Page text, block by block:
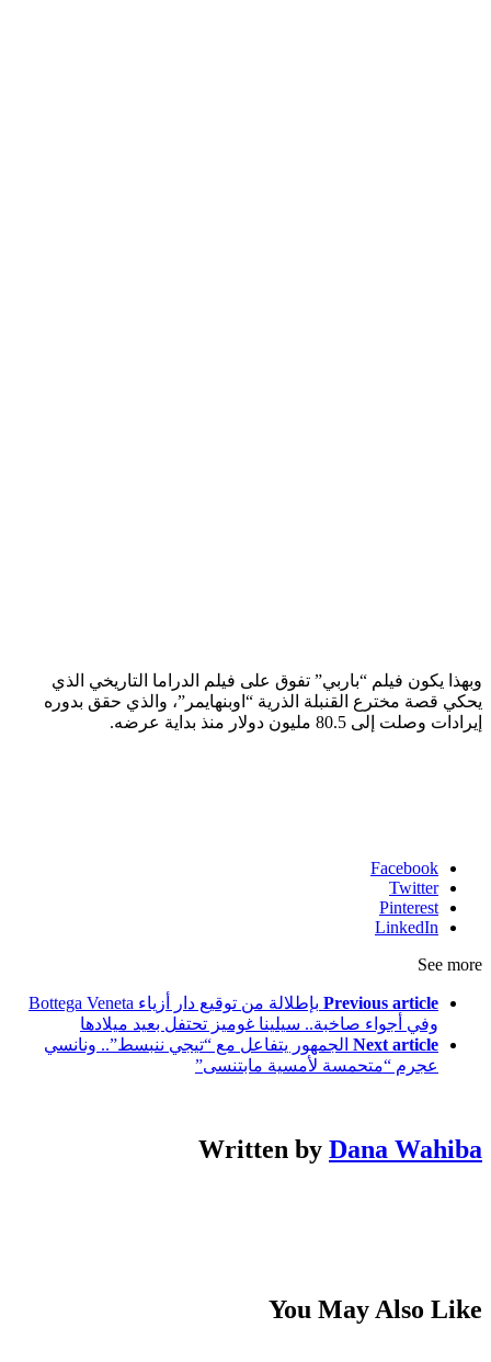
وبهذا يكون فيلم “باربي” تفوق على فيلم الدراما التاريخي الذي
يحكي قصة مخترع القنبلة الذرية “اوبنهايمر”، والذي حقق بدوره
إيرادات وصلت إلى 80.5 مليون دولار منذ بداية عرضه.
Facebook
Twitter
Pinterest
LinkedIn
See more
Previous article
بإطلالة من توقيع دار أزياء Bottega Veneta
وفي أجواء صاخبة.. سيلينا غوميز تحتفل بعيد ميلادها
Next article الجمهور يتفاعل مع “تيجي ننبسط”.. ونانسي
عجرم “متحمسة لأمسية مابتنسى”
Written by Dana Wahiba
You May Also Like